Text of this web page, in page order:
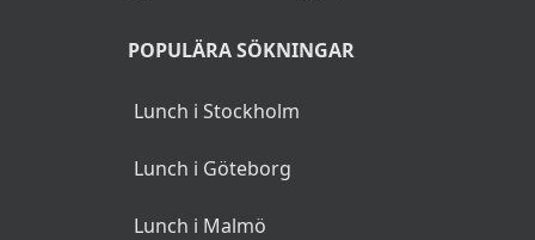
POPULÄRA SÖKNINGAR
Lunch i Stockholm
Lunch i Göteborg
Lunch i Malmö